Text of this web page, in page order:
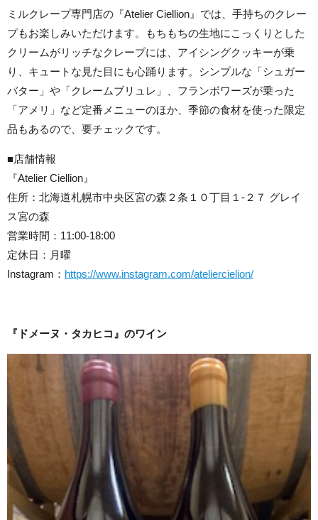
ミルクレープ専門店の『Atelier Ciellion』では、手持ちのクレー
プもお楽しみいただけます。もちもちの生地にこっくりとした
クリームがリッチなクレープには、アイシングクッキーが乗
り、キュートな見た目にも心踊ります。シンプルな「シュガー
バター」や「クレームブリュレ」、フランボワーズが乗った
「アメリ」など定番メニューのほか、季節の食材を使った限定
品もあるので、要チェックです。
■店舗情報
『Atelier Ciellion』
住所：北海道札幌市中央区宮の森２条１０丁目１-２７ グレイ
ス宮の森
営業時間：11:00-18:00
定休日：月曜
Instagram： https://www.instagram.com/ateliercielion/
『ドメーヌ・タカヒコ』のワイン